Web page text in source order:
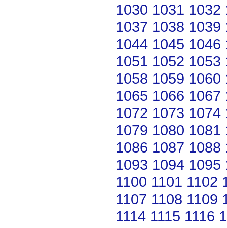
1030 1031 1032
1037 1038 1039
1044 1045 1046
1051 1052 1053
1058 1059 1060
1065 1066 1067
1072 1073 1074
1079 1080 1081
1086 1087 1088
1093 1094 1095
1100 1101 1102
1107 1108 1109
1114 1115 1116